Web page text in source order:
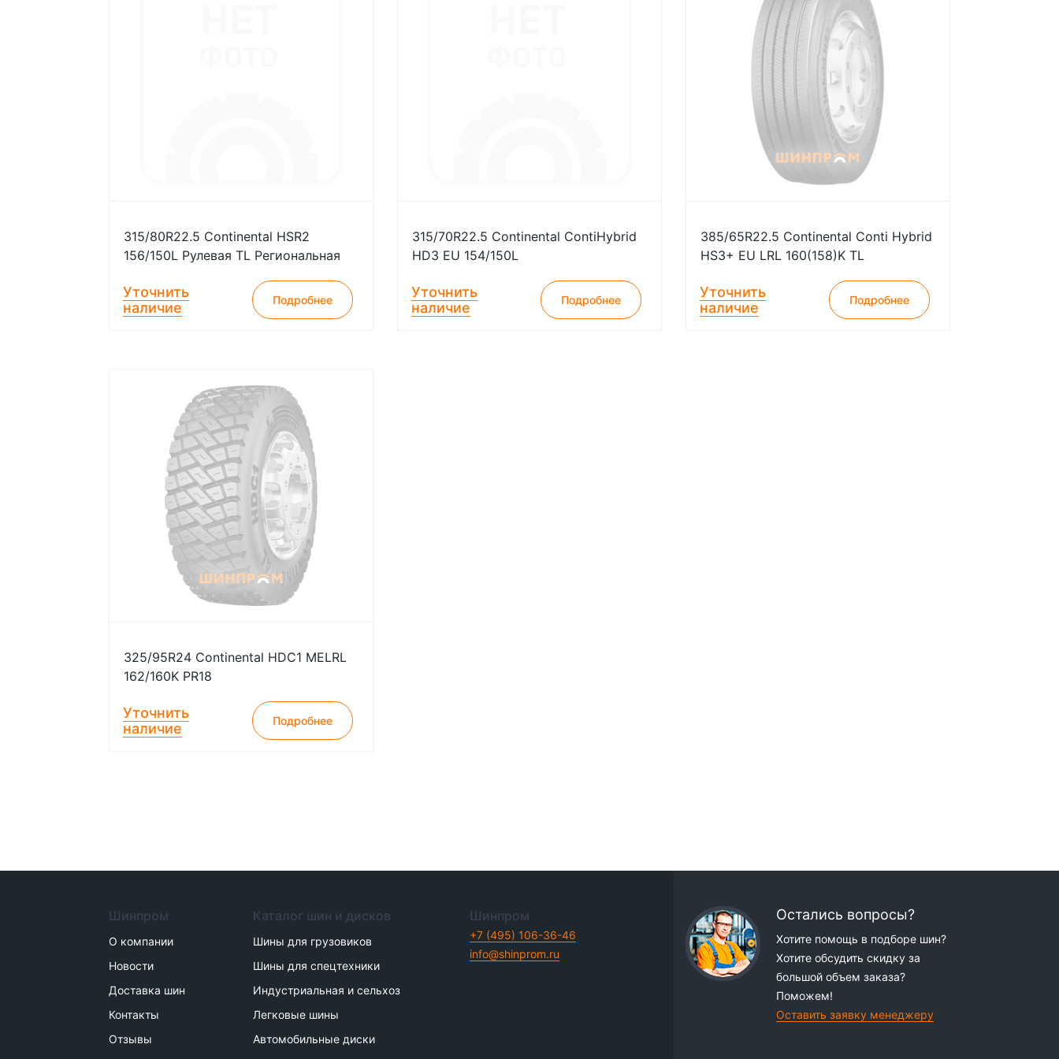
315/80R22.5 Continental HSR2
156/150L Рулевая TL Региональная
Уточнить
наличие
Подробнее
315/70R22.5 Continental ContiHybrid
HD3 EU 154/150L
Уточнить
наличие
Подробнее
385/65R22.5 Continental Conti Hybrid
HS3+ EU LRL 160(158)K TL
Уточнить
наличие
Подробнее
325/95R24 Continental HDC1 MELRL
162/160K PR18
Уточнить
наличие
Подробнее
Шинпром
О компании
Новости
Доставка шин
Контакты
Отзывы
Каталог шин и дисков
Шины для грузовиков
Шины для спецтехники
Индустриальная и сельхоз
Легковые шины
Автомобильные диски
Шинпром
+7 (495) 106-36-46
info@shinprom.ru
Остались вопросы?
Хотите помощь в подборе шин?
Хотите обсудить скидку за
большой объем заказа?
Поможем!
Оставить заявку менеджеру